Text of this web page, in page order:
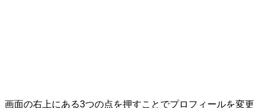
画面の右上にある3つの点を押すことでプロフィールを変更